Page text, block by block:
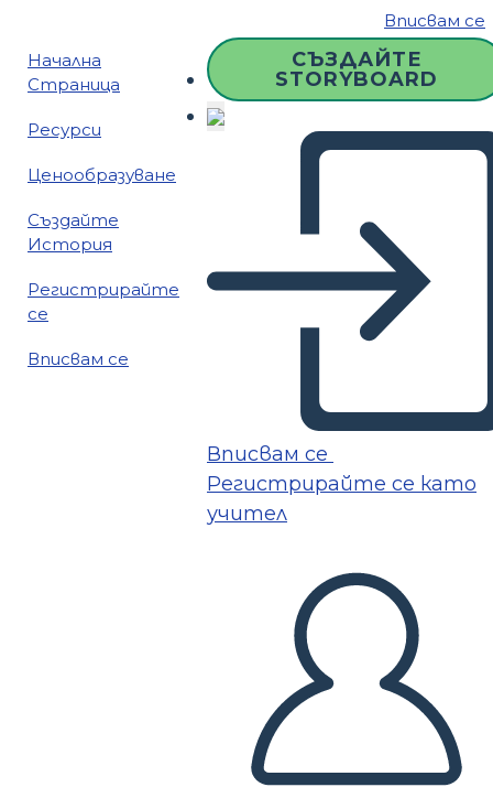
Вписвам се
Начална
Страница
Ресурси
Ценообразуване
Създайте
История
Регистрирайте
се
Вписвам се
СЪЗДАЙТЕ
STORYBOARD
Вписвам се
Регистрирайте се като
учител